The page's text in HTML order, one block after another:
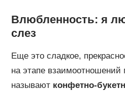
Влюбленность: я
слез
Еще это сладкое,
на этапе взаимоотношений
называют конфетно-